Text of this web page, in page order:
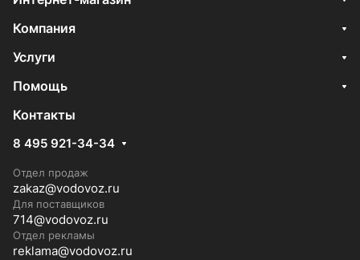
Компания
Услуги
Помощь
Контакты
8 495 921-34-34
Отдел продаж
zakaz@vodovoz.ru
Для поставщиков
714@vodovoz.ru
Отдел рекламы
reklama@vodovoz.ru